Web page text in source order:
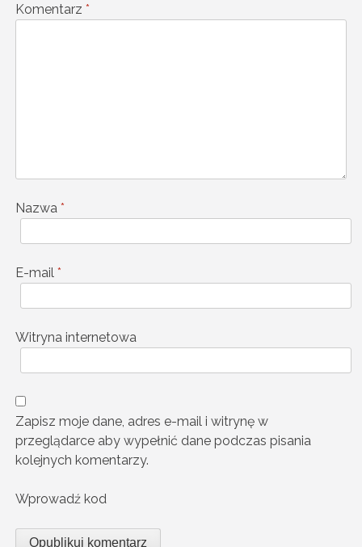
Komentarz *
Nazwa *
E-mail *
Witryna internetowa
Zapisz moje dane, adres e-mail i witrynę w
przeglądarce aby wypełnić dane podczas pisania
kolejnych komentarzy.
Wprowadź kod